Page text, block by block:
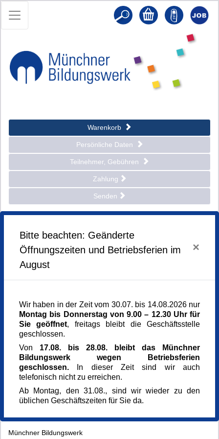
Warenkorb
Persönliche Daten
Teilnehmer, Gebühren
Zahlung
Senden
Bilder zum Sprechen bringen
1x | Samstag, 13.04.2024 von 10.30 bis 15.30 Uhr
Kursgebühr: 66 Euro
Weiter zur Anmeldung
Münchner Bildungswerk
Bitte beachten: Geänderte
Öffnungszeiten und Betriebsferien im
August
×
Wir haben in der Zeit vom 30.07. bis 14.08.2026 nur
Montag bis Donnerstag von 9.00 – 12.30 Uhr für
Sie geöffnet, freitags bleibt die Geschäftsstelle
geschlossen.
Von 17.08. bis 28.08. bleibt das Münchner
Bildungswerk wegen Betriebsferien
geschlossen. In dieser Zeit sind wir auch
telefonisch nicht zu erreichen.
Ab Montag, den 31.08., sind wir wieder zu den
üblichen Geschäftszeiten für Sie da.